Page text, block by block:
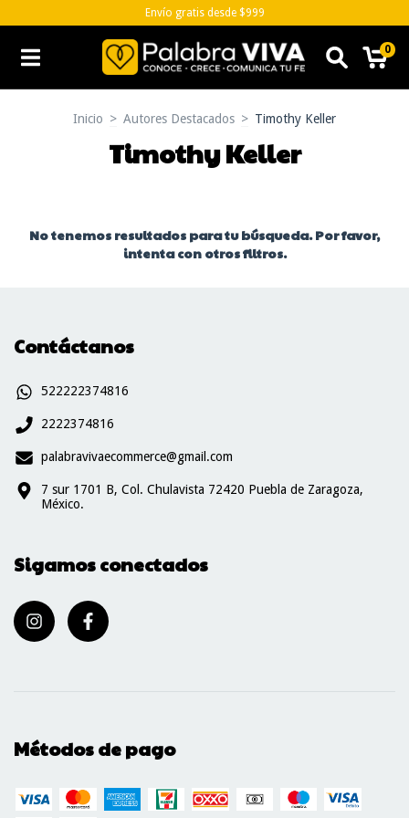
Envío gratis desde $999
0
Inicio > Autores Destacados > Timothy Keller
Timothy Keller
No tenemos resultados para tu búsqueda. Por favor,
intenta con otros filtros.
Contáctanos
522222374816
2222374816
palabravivaecommerce@gmail.com
7 sur 1701 B, Col. Chulavista 72420 Puebla de Zaragoza,
México.
Sigamos conectados
Métodos de pago